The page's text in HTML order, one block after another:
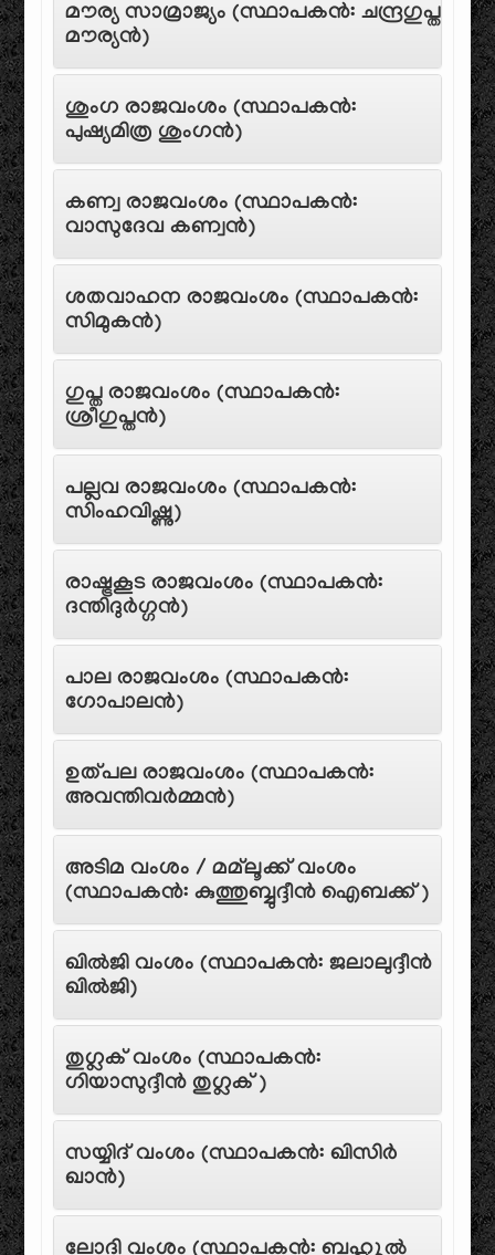
മൗര്യ സാമ്രാജ്യം (സ്ഥാപകൻ: ചന്ദ്രഗുപ്ത
മൗര്യൻ)
ശുംഗ രാജവംശം (സ്ഥാപകൻ:
പുഷ്യമിത്ര ശുംഗൻ)
കണ്വ രാജവംശം (സ്ഥാപകൻ:
വാസുദേവ കണ്വൻ)
ശതവാഹന രാജവംശം (സ്ഥാപകൻ:
സിമുകൻ)
ഗുപ്ത രാജവംശം (സ്ഥാപകൻ:
ശ്രീഗുപ്തൻ)
പല്ലവ രാജവംശം (സ്ഥാപകൻ:
സിംഹവിഷ്ണു)
രാഷ്ട്രകൂട രാജവംശം (സ്ഥാപകൻ:
ദന്തിദുർഗ്ഗൻ)
പാല രാജവംശം (സ്ഥാപകൻ:
ഗോപാലൻ)
ഉത്പല രാജവംശം (സ്ഥാപകൻ:
അവന്തിവർമ്മൻ)
അടിമ വംശം / മമ്‌ലൂക്ക് വംശം
(സ്ഥാപകൻ: കുത്തുബ്ബുദ്ദീൻ ഐബക്ക്)
ഖിൽജി വംശം (സ്ഥാപകൻ: ജലാലുദ്ദീൻ
ഖിൽജി)
തുഗ്ലക് വംശം (സ്ഥാപകൻ:
ഗിയാസുദ്ദീൻ തുഗ്ലക്)
സയ്യിദ് വംശം (സ്ഥാപകൻ: ഖിസിർ
ഖാൻ)